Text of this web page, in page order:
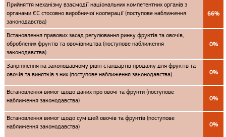
Прийняття механізму взаємодії національних компетентних органів з
органами ЄС стосовно виробничої кооперації (поступове наближення
законодавства)
66%
Встановлення правових засад регулювання ринку фруктів та овочів,
оброблених фруктів та овочівництва (поступове наближення
законодавства)
0%
Закріплення на законодавчому рівні стандартів продажу для фруктів та
овочів та винятків з них (поступове наближення законодавства)
0%
Встановлення вимог щодо даних про овочі та фрукти (поступове
наближення законодавства)
0%
Встановлення вимог щодо сумішей овочів та фруктів (поступове
наближення законодавства)
0%